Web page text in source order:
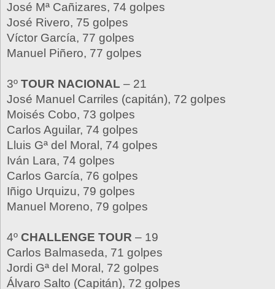
José Mª Cañizares, 74 golpes
José Rivero, 75 golpes
Víctor García, 77 golpes
Manuel Piñero, 77 golpes
3º TOUR NACIONAL – 21
José Manuel Carriles (capitán), 72 golpes
Moisés Cobo, 73 golpes
Carlos Aguilar, 74 golpes
Lluis Gª del Moral, 74 golpes
Iván Lara, 74 golpes
Carlos García, 76 golpes
Iñigo Urquizu, 79 golpes
Manuel Moreno, 79 golpes
4º CHALLENGE TOUR – 19
Carlos Balmaseda, 71 golpes
Jordi Gª del Moral, 72 golpes
Álvaro Salto (Capitán), 72 golpes